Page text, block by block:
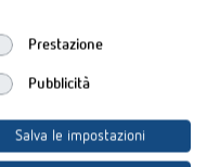
Prestazione
Pubblicità
Salva le impostazioni